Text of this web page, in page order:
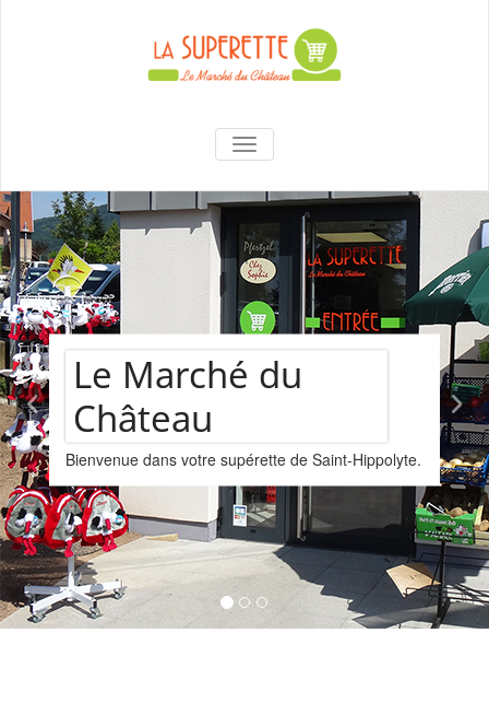
content
La Superette –
le marché du
château
AFFICHER/MASQUER LA
Hippolyte.
Assortiment
vins
Nous vous proposons un
provenant de la cave Les Faîtières
Kintzheim-St-Hippolyte.